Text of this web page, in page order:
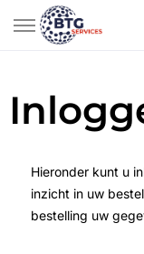
Hieronder kunt u
inzicht in uw
bestelling uw